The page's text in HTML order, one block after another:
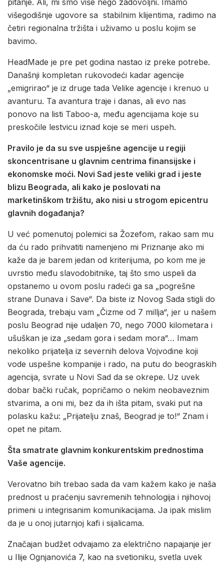
pitanje. Ali, mi smo više nego zadovoljni. Imamo
višegodišnje ugovore sa stabilnim klijentima, radimo na
četiri regionalna tržišta i uživamo u poslu kojim se
bavimo.
HeadMade je pre pet godina nastao iz preke potrebe.
Današnji kompletan rukovodeći kadar agencije
„emigrirao“ je iz druge tada Velike agencije i krenuo u
avanturu. Ta avantura traje i danas, ali evo nas
ponovo na listi Taboo-a, među agencijama koje su
preskočile lestvicu iznad koje se meri uspeh.
Pravilo je da su sve uspješne agencije u regiji
skoncentrisane u glavnim centrima finansijske i
ekonomske moći. Novi Sad jeste veliki grad i jeste
blizu Beograda, ali kako je poslovati na
marketinškom tržištu, ako nisi u strogom epicentru
glavnih događanja?
U već pomenutoj polemici sa Žozefom, rakao sam mu
da ću rado prihvatiti namenjeno mi Priznanje ako mi
kaže da je barem jedan od kriterijuma, po kom me je
uvrstio među slavodobitnike, taj što smo uspeli da
opstanemo u ovom poslu radeći ga sa „pogrešne
strane Dunava i Save“. Da biste iz Novog Sada stigli do
Beograda, trebaju vam „Čizme od 7 millja“, jer u našem
poslu Beograd nije udaljen 70, nego 7000 kilometara i
ušuškan je iza „sedam gora i sedam mora“… Imam
nekoliko prijatelja iz severnih delova Vojvodine koji
vode uspešne kompanije i rado, na putu do beograskih
agencija, svrate u Novi Sad da se okrepe. Uz uvek
dobar bački ručak, popričamo o nekim neobaveznim
stvarima, a oni mi, bez da ih išta pitam, svaki put na
polasku kažu: „Prijatelju znaš, Beograd je to!“ Znam i
opet ne pitam.
Šta smatrate glavnim konkurentskim prednostima
Vaše agencije.
Verovatno bih trebao sada da vam kažem kako je naša
prednost u praćenju savremenih tehnologija i njihovoj
primeni u integrisanim komunikacijama. Ja ipak mislim
da je u onoj jutarnjoj kafi i sijalicama.
Značajan budžet odvajamo za električno napajanje jer
u Ilije Ognjanovića 7, kao na svetioniku, svetla uvek